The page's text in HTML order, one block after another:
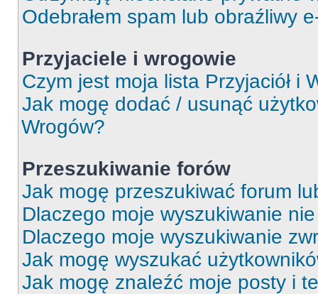
Odebrałem spam lub obraźliwy
Przyjaciele i wrogowie
Czym jest moja lista Przyjaciół i
Jak mogę dodać / usunąć
Wrogów?
Przeszukiwanie forów
Jak mogę przeszukiwać forum
Dlaczego moje wyszukiwanie
Dlaczego moje wyszukiwanie
Jak mogę wyszukać
Jak mogę znaleźć moje posty i